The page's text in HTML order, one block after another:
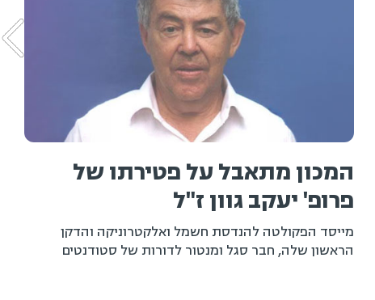
המכון מתאבל על פטירתו של
פרופ' יעקב גוון ז"ל
מייסד הפקולטה להנדסת חשמל ואלקטרוניקה והדקן
הראשון שלה, חבר סגל ומנטור לדורות של סטודנטים